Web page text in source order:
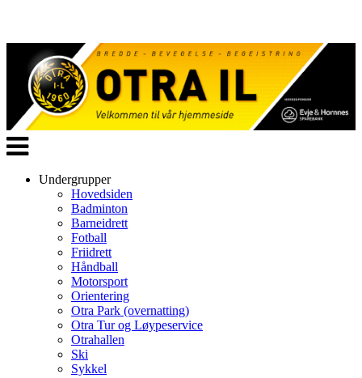
Veksle
navigasjon
Undergrupper
Hovedsiden
Badminton
Barneidrett
Fotball
Friidrett
Håndball
Motorsport
Orientering
Otra Park (overnatting)
Otra Tur og Løypeservice
Otrahallen
Ski
Sykkel